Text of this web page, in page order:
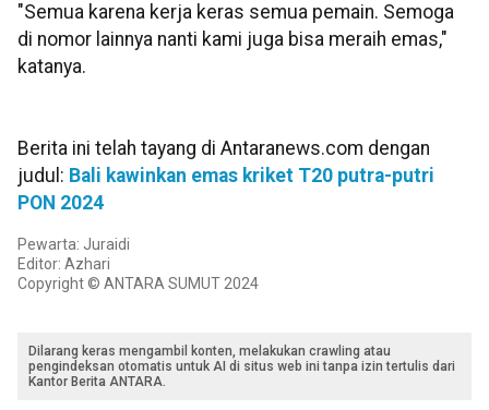
"Semua karena kerja keras semua pemain. Semoga
di nomor lainnya nanti kami juga bisa meraih emas,"
katanya.
Berita ini telah tayang di Antaranews.com dengan
judul: Bali kawinkan emas kriket T20 putra-putri
PON 2024
Pewarta: Juraidi
Editor: Azhari
Copyright © ANTARA SUMUT 2024
Dilarang keras mengambil konten, melakukan crawling atau
pengindeksan otomatis untuk AI di situs web ini tanpa izin tertulis dari
Kantor Berita ANTARA.